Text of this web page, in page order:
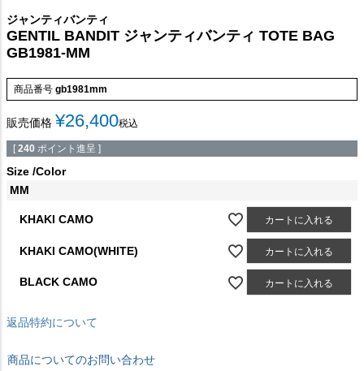
ジャンティバンティ
GENTIL BANDIT ジャンティバンティ TOTE BAG
GB1981-MM
商品番号 gb1981mm
販売価格 ¥26,400税込
[ 240 ポイント進呈 ]
Size Color
MM
KHAKI CAMO カートに入れる
KHAKI CAMO(WHITE) カートに入れる
BLACK CAMO カートに入れる
返品特約について
商品についてのお問い合わせ